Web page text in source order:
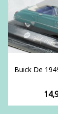
Buick De
Prix